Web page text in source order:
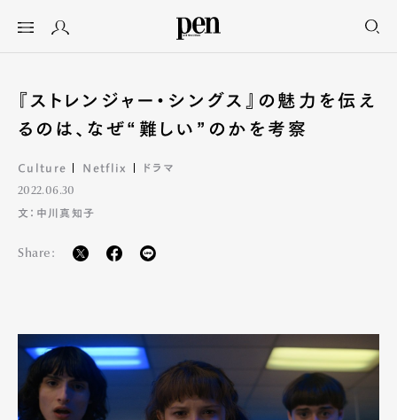
『ストレンジャー・シングス』の魅力を伝え
るのは、なぜ“難しい”のかを考察
Culture Netflix ドラマ
2022.06.30
文：中川真知子
Share: